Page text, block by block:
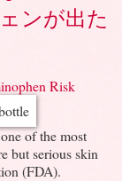
ンが出た
Risk
of the most
but serious skin
(FDA).